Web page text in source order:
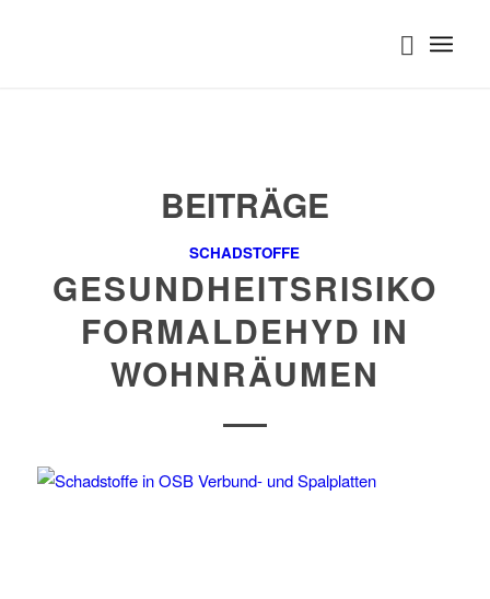
BEITRÄGE
SCHADSTOFFE
GESUNDHEITSRISIKO
FORMALDEHYD IN
WOHNRÄUMEN